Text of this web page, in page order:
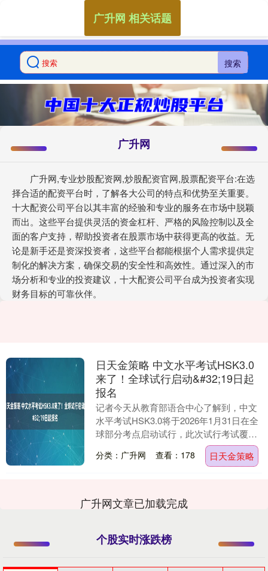
搜索
广升网
广升网,专业炒股配资网,炒股配资官网,股票配资平台:在选
择合适的配资平台时，了解各大公司的特点和优势至关重要。
十大配资公司平台以其丰富的经验和专业的服务在市场中脱颖
而出。这些平台提供灵活的资金杠杆、严格的风险控制以及全
面的客户支持，帮助投资者在股票市场中获得更高的收益。无
论是新手还是资深投资者，这些平台都能根据个人需求提供定
制化的解决方案，确保交易的安全性和高效性。通过深入的市
场分析和专业的投资建议，十大配资公司平台成为投资者实现
财务目标的可靠伙伴。
广升网 相关话题
日天金策略 中文水平考试HSK3.0
来了！全球试行启动&#32;19日起
报名
记者今天从教育部语合中心了解到，中文
水平考试HSK3.0将于2026年1月31日在全
球部分考点启动试行，此次试行考试覆盖
亚、欧、美、非、大洋洲地区。报名通道
即将....
分类：广升网 查看：178 日天金策略
广升网文章已加载完成
个股实时涨跌榜